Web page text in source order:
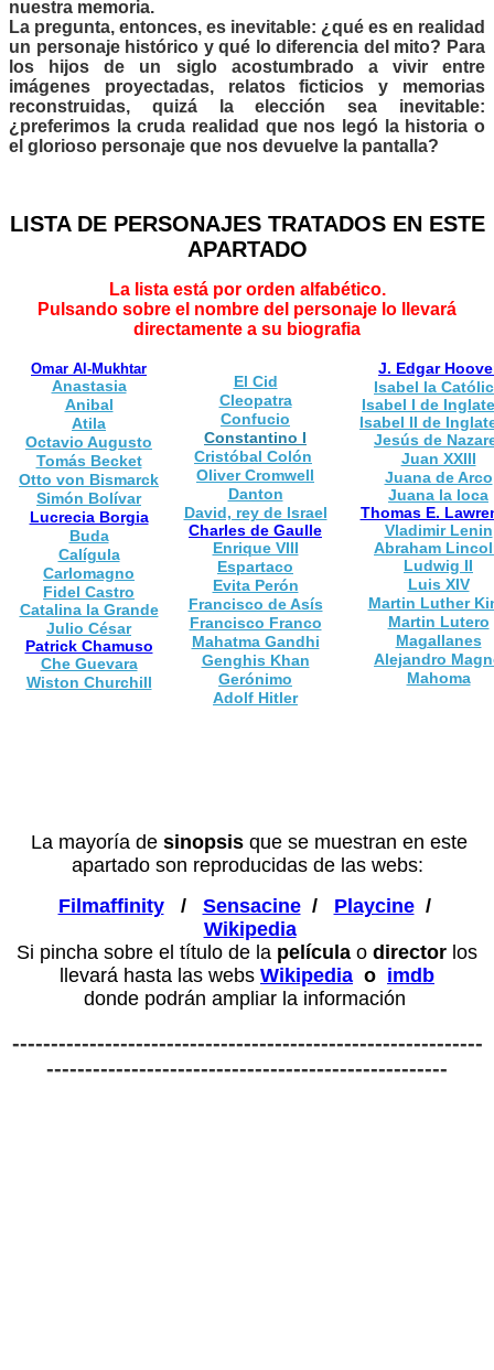
nuestra memoria.
La pregunta, entonces, es inevitable: ¿qué es en realidad
un personaje histórico y qué lo diferencia del mito? Para
los hijos de un siglo acostumbrado a vivir entre
imágenes proyectadas, relatos ficticios y memorias
reconstruidas, quizá la elección sea inevitable:
¿preferimos la cruda realidad que nos legó la historia o
el glorioso personaje que nos devuelve la pantalla?
LISTA DE PERSONAJES TRATADOS EN ESTE
APARTADO
La lista está por orden alfabético.
Pulsando sobre el nombre del personaje lo llevará
directamente a su biografia
Omar Al-Mukhtar
Anastasia
Anibal
Atila
Octavio Augusto
Tomás Becket
Otto von Bismarck
Simón Bolívar
Lucrecia Borgia
Buda
Calígula
Carlomagno
Fidel Castro
Catalina la Grande
Julio César
Patrick Chamuso
Che Guevara
Wiston Churchill
El Cid
Cleopatra
Confucio
Constantino I
Cristóbal Colón
Oliver Cromwell
Danton
David, rey de Israel
Charles de Gaulle
Enrique VIII
Espartaco
Evita Perón
Francisco de Asís
Francisco Franco
Mahatma Gandhi
Genghis Khan
Gerónimo
Adolf Hitler
J. Edgar
Isabel la
Isabel I de
Isabel II de
Jesús de
Juan XXIII
Juana de Arco
Juana la loca
Thomas E.
Vladimir Lenin
Abraham
Ludwig II
Luis XIV
Martin Luther
Martin Lutero
Magallanes
Alejandro
Mahoma
La mayoría de sinopsis que se muestran en este
apartado son reproducidas de las webs:
Filmaffinity/ Sensacine/ Playcine/
Wikipedia
Si pincha sobre el título de la película o director los
llevará hasta las webs Wikipedia o imdb
donde podrán ampliar la información
-------------------------------------------------------------
----------------------------------------------------